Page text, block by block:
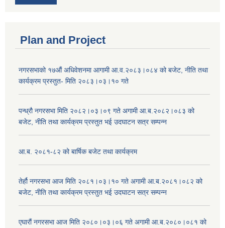
Plan and Project
नगरसभाको १७औं अधिवेशनमा आगामी आ.व.२०८३।०८४ को बजेट, नीति तथा
कार्यक्रम प्रस्तुत- मिति २०८३।०३।१० गते
पन्ध्रौ नगरसभा मिति २०८२।०३।०९ गते अगामी आ.ब.२०८२।०८३ को
बजेट, नीति तथा कार्यक्रम प्रस्तुत भई उदघाटन सत्र सम्पन्न
आ.ब. २०८१-८२ को बार्षिक बजेट तथा कार्यक्रम
तेर्हौ नगरसभा आज मिति २०८१।०३।१० गते अगामी आ.ब.२०८१।०८२ को
बजेट, नीति तथा कार्यक्रम प्रस्तुत भई उदघाटन सत्र सम्पन्न
एघारौं नगरसभा आज मिति २०८०।०३।०६ गते अगामी आ.ब.२०८०।०८१ को